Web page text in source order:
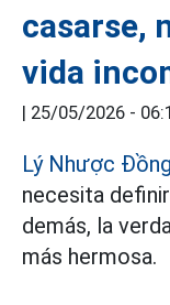
casarse,
vida
| 25/05/2026 -
Lý Nhược Đồng
necesita
demás, la
más hermosa.